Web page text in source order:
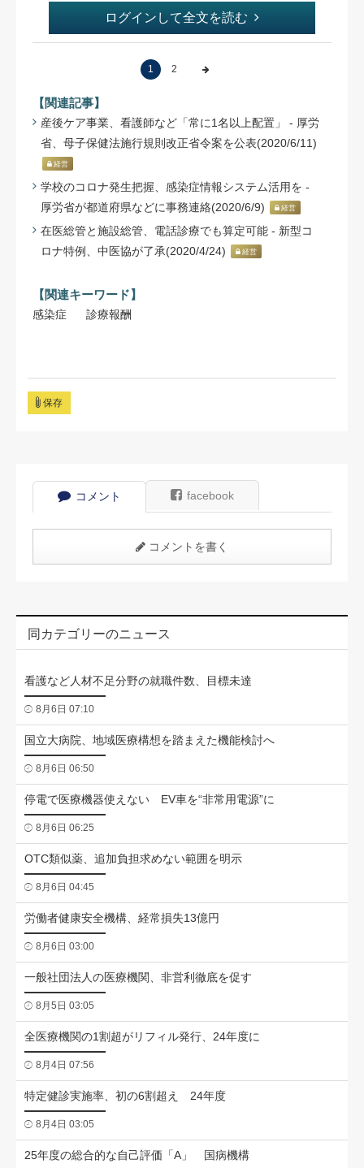
ログインして全文を読む
1 2
【関連記事】
産後ケア事業、看護師など「常に1名以上配置」 - 厚労
省、母子保健法施行規則改正省令案を公表(2020/6/11)
経営
学校のコロナ発生把握、感染症情報システム活用を -
厚労省が都道府県などに事務連絡(2020/6/9)
経営
在医総管と施設総管、電話診療でも算定可能 - 新型コ
ロナ特例、中医協が了承(2020/4/24)
経営
【関連キーワード】
感染症 診療報酬
保存
コメント facebook
コメントを書く
同カテゴリーのニュース
看護など人材不足分野の就職件数、目標未達
8月6日 07:10
国立大病院、地域医療構想を踏まえた機能検討へ
8月6日 06:50
停電で医療機器使えない EV車を“非常用電源”に
8月6日 06:25
OTC類似薬、追加負担求めない範囲を明示
8月6日 04:45
労働者健康安全機構、経常損失13億円
8月6日 03:00
一般社団法人の医療機関、非営利徹底を促す
8月5日 03:05
全医療機関の1割超がリフィル発行、24年度に
8月4日 07:56
特定健診実施率、初の6割超え 24年度
8月4日 03:05
25年度の総合的な自己評価「A」 国病機構